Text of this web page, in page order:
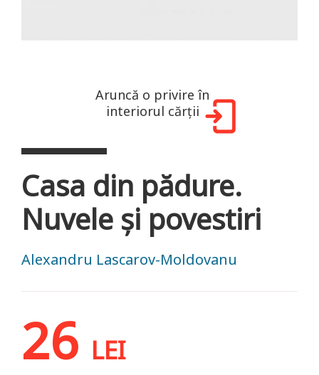
Aruncă o privire în
interiorul cărții
Casa din pădure.
Nuvele și povestiri
Alexandru Lascarov-Moldovanu
26 LEI